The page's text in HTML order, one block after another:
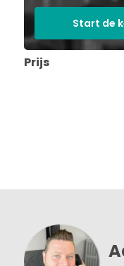
Start de
Prijs